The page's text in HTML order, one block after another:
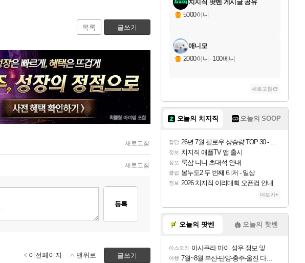
목록 글쓰기
새로고침
새로고침
등록
글쓰기
이전페이지 맨위로
치지직 팟벤 게시글 공유
5000이니
애니모
2000이니 · 100베니
새로고침
오늘의 치지직 오늘의 SOOP
잡담 26년 7월 팔로우 상승량 TOP 30 - 월간 치지직
정보 치지직 애플TV 앱 출시
정보 룩삼 니니 초대석 안내
클립 봉누도2 두 번째 티저 - 일상
정보 2026 치지직 이리대회 오픈컵 안내
더보기+
오늘의 팟벤 오늘의 핫벤
아스오라 아사쿠라 마이 성우 정보 및 주요 필모
여행 7월~8월 부산-단양-충주-울진 다녀왔어요~